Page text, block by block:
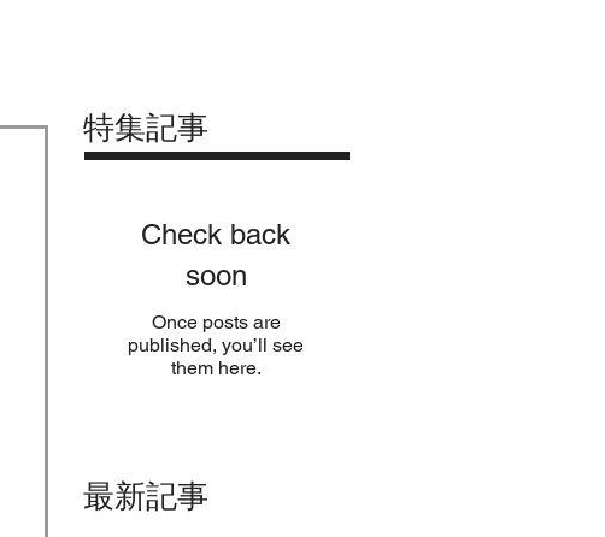
特集記事
Check back
soon
Once posts are
published, you’ll see
them here.
最新記事